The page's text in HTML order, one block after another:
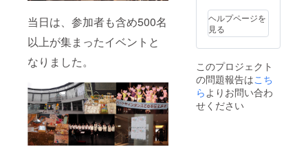
当日は、参加者も含め500名
以上が集まったイベントと
なりました。
日の開
催レ
ポート
ヘルプページを
見る
このプロジェクト
の問題報告はこち
らよりお問い合わ
せください